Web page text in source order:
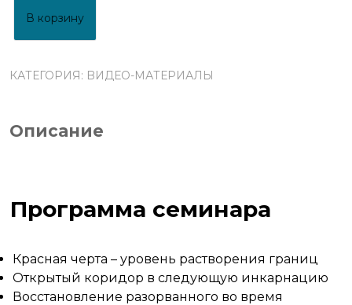
В корзину
КАТЕГОРИЯ: BИДЕО-МАТЕРИАЛЫ
Описание
Программа семинара
Красная черта – уровень растворения границ
Открытый коридор в следующую инкарнацию
Восстановление разорванного во время